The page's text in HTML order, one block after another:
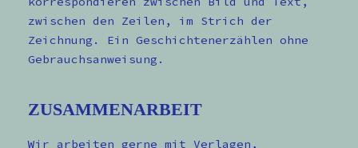
zwischen den Zeilen, im Strich der
Zeichnung. Ein Geschichtenerzählen ohne
Gebrauchsanweisung.
ZUSAMMENARBEIT
Wir arbeiten gerne mit Verlagen,